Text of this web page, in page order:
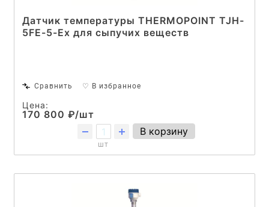
Датчик температуры THERMOPOINT TJH-
5FE-5-Ex для сыпучих веществ
Сравнить ♡ В избранное
Цена:
170 800 ₽/шт
шт
В корзину